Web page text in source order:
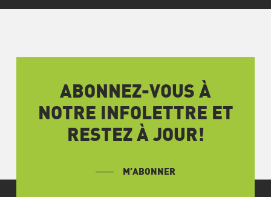
ABONNEZ-VOUS À
NOTRE INFOLETTRE ET
RESTEZ À JOUR!
M’ABONNER